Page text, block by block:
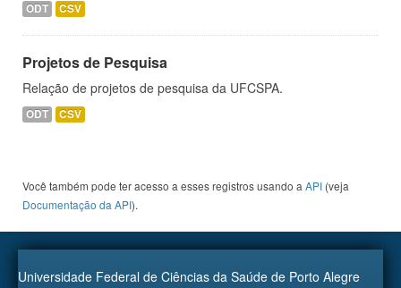
ODT CSV
Projetos de Pesquisa
Relação de projetos de pesquisa da UFCSPA.
ODT CSV
Você também pode ter acesso a esses registros usando a API (veja
Documentação da API).
Universidade Federal de Ciências da Saúde de Porto Alegre